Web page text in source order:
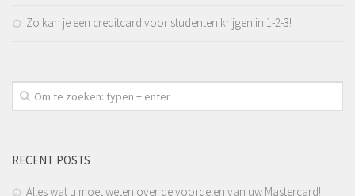
Zo kan je een creditcard voor studenten krijgen in 1-2-3!
RECENT POSTS
Alles wat u moet weten over de voordelen van uw Mastercard!